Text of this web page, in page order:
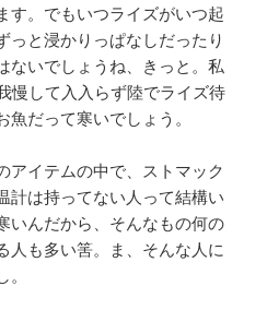
す。でもいつライズがいつ起
っと浸かりっぱなしだったり
ないでしょうね、きっと。私
慢して入入らず陸でライズ待
だって寒いでしょう。
アイテムの中で、ストマック
計は持ってない人って結構い
いんだから、そんなもの何の
人も多い筈。ま、そんな人に